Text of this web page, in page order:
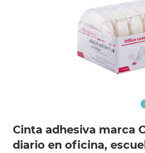
Cinta adhesiva marca
diario en oficina,